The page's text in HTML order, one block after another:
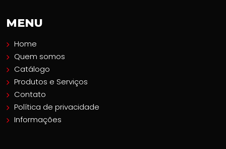
MENU
Home
Quem somos
Catálogo
Produtos e Serviços
Contato
Política de privacidade
Informações